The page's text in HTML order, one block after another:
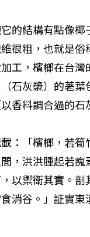
的結構有點像椰
很粗，也就是俗
工，檳榔在台灣
石灰漿）的荖
香料調合過的石
：「檳榔，若
，洪洪腫起若
以禦衛其實。
消谷。」証實